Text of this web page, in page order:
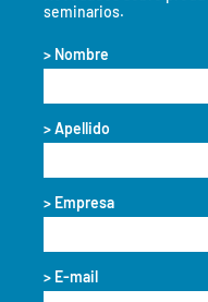
seminarios.
> Nombre
> Apellido
> Empresa
> E-mail